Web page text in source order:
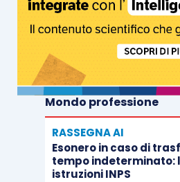
Mondo professione
RASSEGNA AI
Esonero in caso di
tempo indeterminato:
istruzioni INPS